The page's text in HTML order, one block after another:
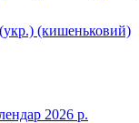
(кишеньковий)
2026 р.